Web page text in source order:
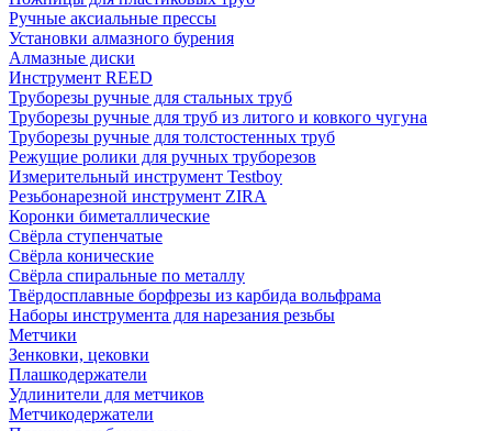
Ручные аксиальные прессы
Установки алмазного бурения
Алмазные диски
Инструмент REED
Труборезы ручные для стальных труб
Труборезы ручные для труб из литого и ковкого чугуна
Труборезы ручные для толстостенных труб
Режущие ролики для ручных труборезов
Измерительный инструмент Testboy
Резьбонарезной инструмент ZIRA
Коронки биметаллические
Свёрла ступенчатые
Свёрла конические
Свёрла спиральные по металлу
Твёрдосплавные борфрезы из карбида вольфрама
Наборы инструмента для нарезания резьбы
Метчики
Зенковки, цековки
Плашкодержатели
Удлинители для метчиков
Метчикодержатели